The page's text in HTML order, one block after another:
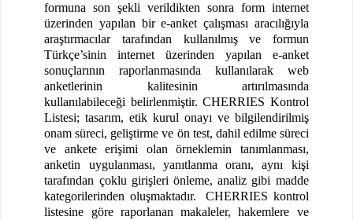
formuna son şekli verildikten sonra form internet
üzerinden yapılan bir e-anket çalışması aracılığıyla
araştırmacılar tarafından kullanılmış ve formun
Türkçe’sinin internet üzerinden yapılan e-anket
sonuçlarının raporlanmasında kullanılarak web
anketlerinin kalitesinin artırılmasında
kullanılabileceği belirlenmiştir. CHERRIES Kontrol
Listesi; tasarım, etik kurul onayı ve bilgilendirilmiş
onam süreci, geliştirme ve ön test, dahil edilme süreci
ve ankete erişimi olan örneklemin tanımlanması,
anketin uygulanması, yanıtlanma oranı, aynı kişi
tarafından çoklu girişleri önleme, analiz gibi madde
kategorilerinden oluşmaktadır.
CHERRIES kontrol
listesine göre raporlanan makaleler, hakemlere ve